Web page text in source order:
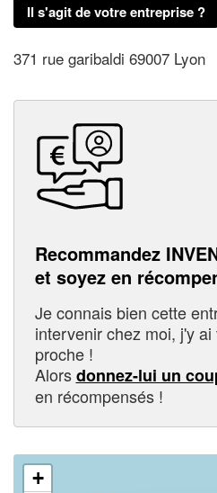
Il s'agit de votre entreprise ?
371 rue garibaldi 69007 Lyon
Recommandez
et soyez en
Je connais bien cette
intervenir chez moi, j'y
proche !
Alorsdonnez-lui un
en récompensés !
+